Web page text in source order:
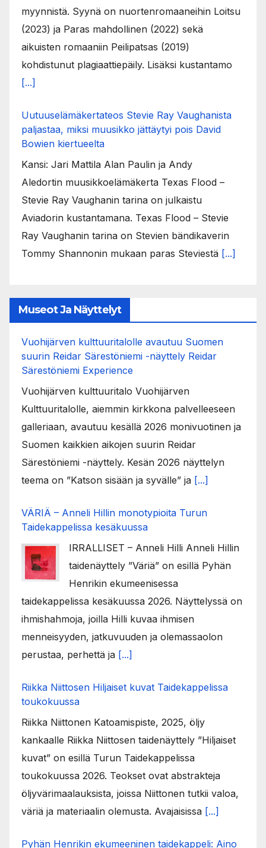
myynnistä. Syynä on nuortenromaaneihin Loitsu
(2023) ja Paras mahdollinen (2022) sekä
aikuisten romaaniin Peilipatsas (2019)
kohdistunut plagiaattiepäily. Lisäksi kustantamo
[...]
Uutuuselämäkertateos Stevie Ray Vaughanista
paljastaa, miksi muusikko jättäytyi pois David
Bowien kiertueelta
Kansi: Jari Mattila Alan Paulin ja Andy
Aledortin muusikkoelämäkerta Texas Flood –
Stevie Ray Vaughanin tarina on julkaistu
Aviadorin kustantamana. Texas Flood – Stevie
Ray Vaughanin tarina on Stevien bändikaverin
Tommy Shannonin mukaan paras Steviestä [...]
Museot Ja Näyttelyt
Vuohijärven kulttuuritalolle avautuu Suomen
suurin Reidar Särestöniemi -näyttely Reidar
Särestöniemi Experience
Vuohijärven kulttuuritalo Vuohijärven
Kulttuuritalolle, aiemmin kirkkona palvelleeseen
galleriaan, avautuu kesällä 2026 monivuotinen ja
Suomen kaikkien aikojen suurin Reidar
Särestöniemi -näyttely. Kesän 2026 näyttelyn
teema on ”Katson sisään ja syvälle” ja [...]
VÄRIÄ – Anneli Hillin monotypioita Turun
Taidekappelissa kesäkuussa
IRRALLISET – Anneli Hilli Anneli Hillin
taidenäyttely ”Väriä” on esillä Pyhän
Henrikin ekumeenisessa
taidekappelissa kesäkuussa 2026. Näyttelyssä on
ihmishahmoja, joilla Hilli kuvaa ihmisen
menneisyyden, jatkuvuuden ja olemassaolon
perustaa, perhettä ja [...]
Riikka Niittosen Hiljaiset kuvat Taidekappelissa
toukokuussa
Riikka Niittonen Katoamispiste, 2025, öljy
kankaalle Riikka Niittosen taidenäyttely ”Hiljaiset
kuvat” on esillä Turun Taidekappelissa
toukokuussa 2026. Teokset ovat abstrakteja
öljyvärimaalauksista, joissa Niittonen tutkii valoa,
väriä ja materiaalin olemusta. Avajaisissa [...]
Pyhän Henrikin ekumeeninen taidekappeli: Aino